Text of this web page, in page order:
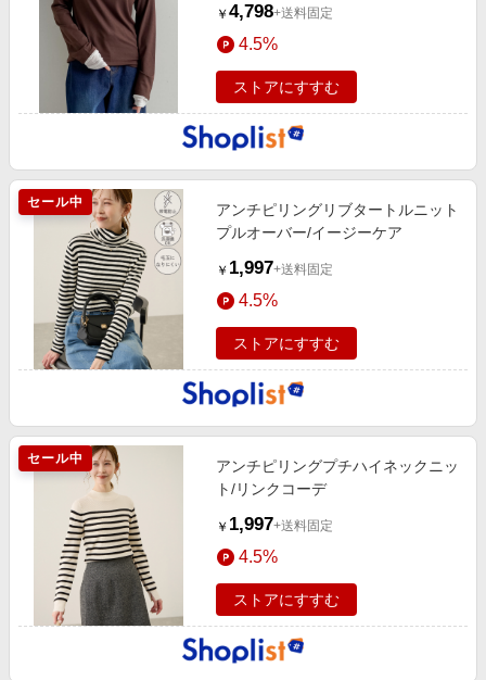
￥ 4,798+送料固定
4.5%
ストアにすすむ
セール中
アンチピリングリブタートルニット
プルオーバー/イージーケア
￥ 1,997+送料固定
4.5%
ストアにすすむ
セール中
アンチピリングプチハイネックニッ
ト/リンクコーデ
￥ 1,997+送料固定
4.5%
ストアにすすむ